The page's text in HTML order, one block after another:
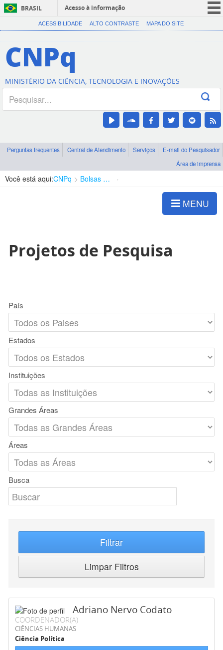
BRASIL
Acesso à informação
CORONAVÍRUS (COVID-19)
Canais
ACESSIBILIDADE ALTO CONTRASTE MAPA DO SITE
CNPq
MINISTÉRIO DA CIÊNCIA, TECNOLOGIA E INOVAÇÕES
Perguntas frequentes Central de Atendimento Serviços
E-mail do Pesquisador
Área de imprensa
Você está aqui:CNPq Bolsas e Auxílios Vigentes
MENU
Projetos de Pesquisa
País
Estados
Instituições
Grandes Áreas
Áreas
Busca
Filtrar
Limpar Filtros
Adriano Nervo Codato
COORDENADOR(A)
CIÊNCIAS HUMANAS
Ciência Política